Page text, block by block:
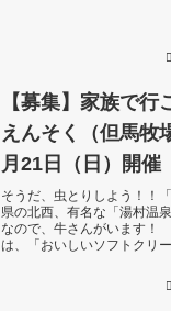
【募集】家族で行
えんそく（但馬牧
月21日（日）開催
そうだ、虫とりしよう！！
県の北西、有名な「湯村温
なので、牛さんがいます！
は、「おいしいソフトクリ